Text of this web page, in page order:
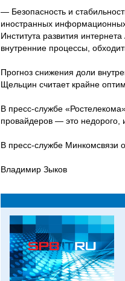
— Безопасность и
иностранных
Института развития
внутренние процессы,
Прогноз снижения доли
Щельцин считает крайне
В пресс-службе
провайдеров — это недорого,
В пресс-службе Минкомсвязи
Владимир Зыков